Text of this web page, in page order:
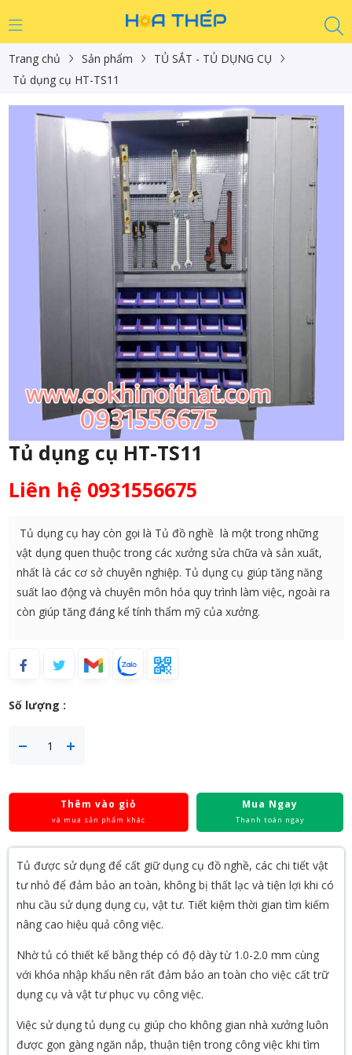
Trang chủ Sản phẩm
TỦ SẮT - TỦ DỤNG CỤ
Tủ dụng cụ HT-TS11
Tủ dụng cụ HT-TS11
Liên hệ 0931556675
Tủ dụng cụ hay còn gọi là Tủ đồ nghề là một trong những
vật dụng quen thuộc trong các xưởng sửa chữa và sản xuất,
nhất là các cơ sở chuyên nghiệp. Tủ dụng cụ giúp tăng năng
suất lao động và chuyên môn hóa quy trình làm việc, ngoài ra
còn giúp tăng đáng kể tính thẩm mỹ của xưởng.
Số lượng :
Thêm vào giỏ
và mua sản phẩm khác
Mua Ngay
Thanh toán ngay
Tủ được sử dụng để cất giữ dụng cụ đồ nghề, các chi tiết vật
tư nhỏ để đảm bảo an toàn, không bị thất lạc và tiện lợi khi có
nhu cầu sử dụng dụng cụ, vật tư. Tiết kiệm thời gian tìm kiếm
nâng cao hiệu quả công việc.
Nhờ tủ có thiết kế bằng thép có độ dày từ 1.0-2.0 mm cùng
với khóa nhập khẩu nên rất đảm bảo an toàn cho việc cất trữ
dụng cụ và vật tư phục vụ công việc.
Việc sử dụng tủ dụng cụ giúp cho không gian nhà xưởng luôn
được gọn gàng ngăn nắp, thuận tiện trong công việc khi tìm